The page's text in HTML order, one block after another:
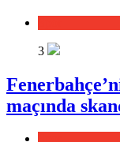
3
maçında